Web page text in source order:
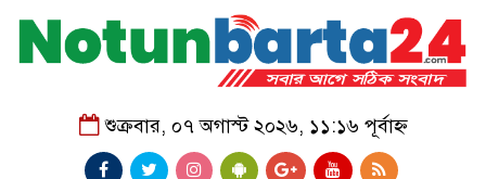
শুক্রবার, ০৭ অগাস্ট ২০২৬, ১১:১৬ পূর্বাহ্ন